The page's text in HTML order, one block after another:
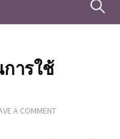
S
ารใช้
A COMMENT